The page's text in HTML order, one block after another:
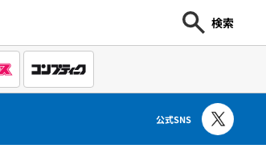
検索
公式SNS